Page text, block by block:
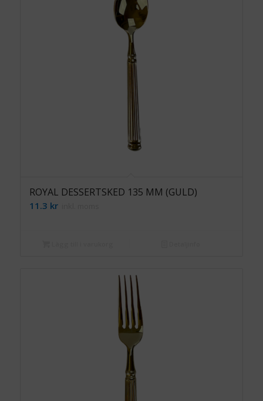
ROYAL DESSERTSKED 135 MM (GULD)
11.3 krinkl. moms